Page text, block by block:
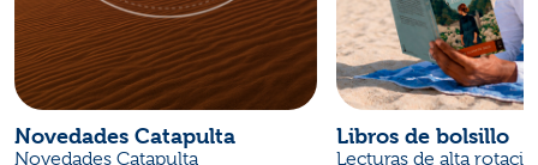
Novedades Catapulta
Novedades Catapulta
Libros de bolsillo
Lecturas de alta